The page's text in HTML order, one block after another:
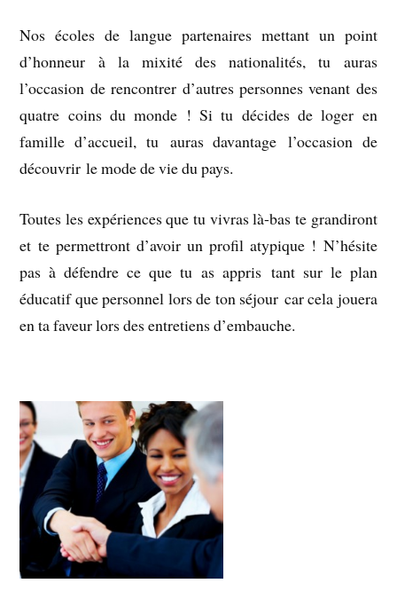
Nos écoles de langue partenaires mettant un point
d’honneur à la mixité des nationalités, tu auras
l’occasion de rencontrer d’autres personnes venant des
quatre coins du monde ! Si tu décides de loger en
famille d’accueil, tu auras davantage l’occasion de
découvrir le mode de vie du pays.
Toutes les expériences que tu vivras là-bas te grandiront
et te permettront d’avoir un profil atypique ! N’hésite
pas à défendre ce que tu as appris tant sur le plan
éducatif que personnel lors de ton séjour car cela jouera
en ta faveur lors des entretiens d’embauche.